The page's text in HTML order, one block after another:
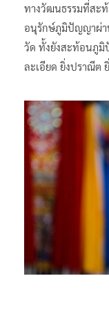
ทางวัฒนธรรมที่สะท้
อนุรักษ์ภูมิปัญญาผ่า
วัด ทั้งยังสะท้อนภู
ละเอียด ยิ่งปราณีต